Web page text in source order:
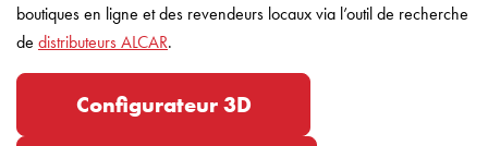
boutiques en ligne et des revendeurs locaux via l’outil de recherche
de distributeurs ALCAR.
Configurateur 3D